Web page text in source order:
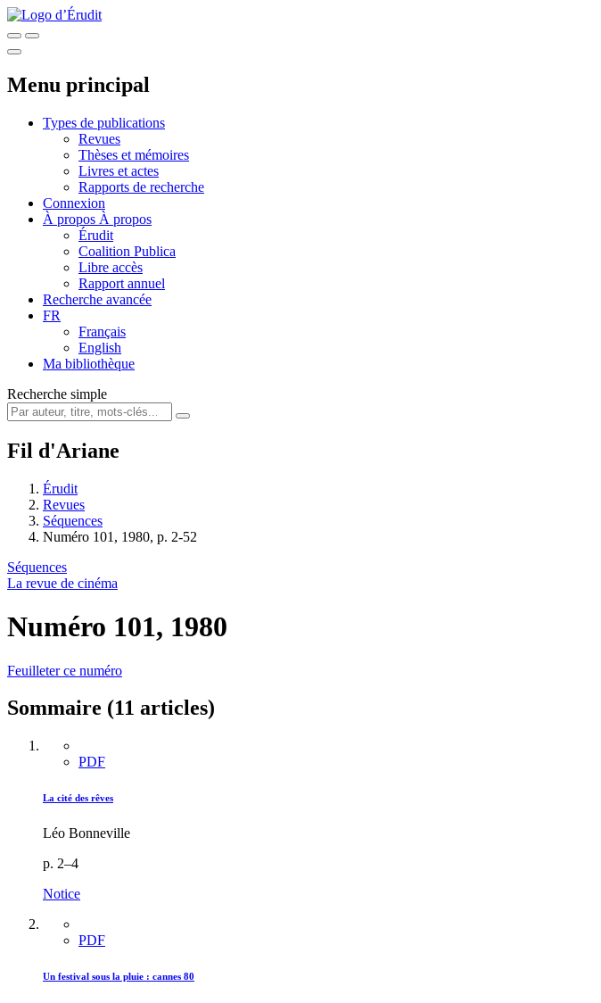
Menu principal
Types de publications
Revues
Thèses et mémoires
Livres et actes
Rapports de recherche
Connexion
À propos À propos
Érudit
Coalition Publica
Libre accès
Rapport annuel
Recherche avancée
FR
Français
English
Ma bibliothèque
Recherche simple
Fil d'Ariane
Érudit
Revues
Séquences
Numéro 101, 1980, p. 2-52
Séquences
La revue de cinéma
Numéro 101, 1980
Feuilleter ce numéro
Sommaire (11 articles)
PDF
La cité des rêves
Léo Bonneville
p. 2–4
Notice
PDF
Un festival sous la pluie : cannes 80